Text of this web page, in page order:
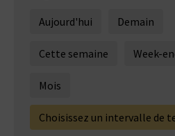
Aujourd'hui Demain
Cette semaine Week-
Mois
Choisissez un intervalle de